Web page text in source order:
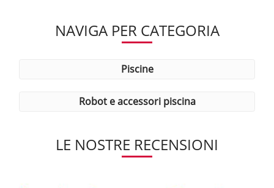
NAVIGA PER CATEGORIA
piscine
robot e accessori piscina
LE NOSTRE RECENSIONI